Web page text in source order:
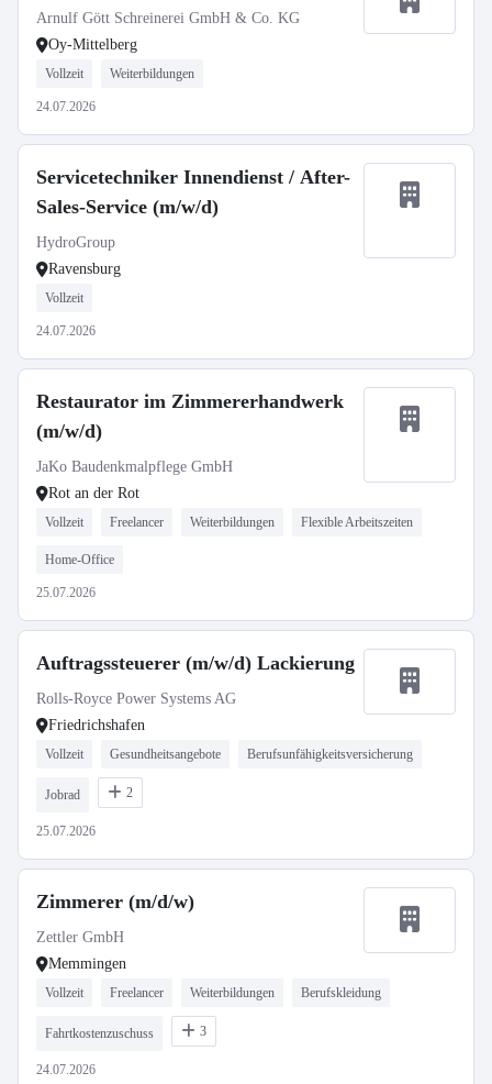
Arnulf Gött Schreinerei GmbH & Co. KG
Oy-Mittelberg
Vollzeit Weiterbildungen
24.07.2026
Servicetechniker Innendienst / After-
Sales-Service (m/w/d)
HydroGroup
Ravensburg
Vollzeit
24.07.2026
Restaurator im Zimmererhandwerk
(m/w/d)
JaKo Baudenkmalpflege GmbH
Rot an der Rot
Vollzeit Freelancer Weiterbildungen Flexible Arbeitszeiten
Home-Office
25.07.2026
Auftragssteuerer (m/w/d) Lackierung
Rolls-Royce Power Systems AG
Friedrichshafen
Vollzeit Gesundheitsangebote Berufsunfähigkeitsversicherung
Jobrad 2
25.07.2026
Zimmerer (m/d/w)
Zettler GmbH
Memmingen
Vollzeit Freelancer Weiterbildungen Berufskleidung
Fahrtkostenzuschuss 3
24.07.2026